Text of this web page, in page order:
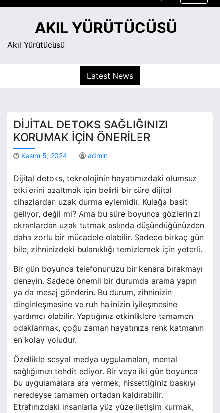
S
AKIL YÜRÜTÜCÜSÜ
Akıl Yürütücüsü
Latest News
DIJITAL DETOKS SAĞLIĞINIZI
KORUMAK İÇIN ÖNERILER
Kasım 5, 2024 admin
Dijital detoks, teknolojinin hayatımızdaki olumsuz
etkilerini azaltmak için belirli bir süre dijital
cihazlardan uzak durma eylemidir. Kulağa basit
geliyor, değil mi? Ama bu süre boyunca gözlerinizi
ekranlardan uzak tutmak aslında düşündüğünüzden
daha zorlu bir mücadele olabilir. Sadece birkaç gün
bile, zihninizdeki bulanıklığı temizlemek için yeterli.
Bir gün boyunca telefonunuzu bir kenara bırakmayı
deneyin. Sadece önemli bir durumda arama yapın
ya da mesaj gönderin. Bu durum, zihninizin
dinginleşmesine ve ruh halinizin iyileşmesine
yardımcı olabilir. Yaptığınız etkinliklere tamamen
odaklanmak, çoğu zaman hayatınıza renk katmanın
en kolay yoludur.
Özellikle sosyal medya uygulamaları, mental
sağlığımızı tehdit ediyor. Bir veya iki gün boyunca
bu uygulamalara ara vermek, hissettiğiniz baskıyı
neredeyse tamamen ortadan kaldırabilir.
Etrafınızdaki insanlarla yüz yüze iletişim kurmak,